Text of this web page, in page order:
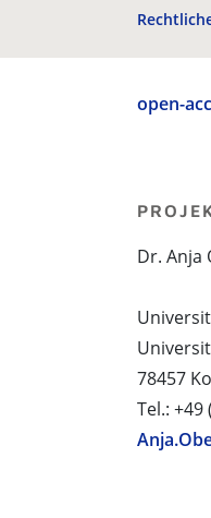
open-
Dr. Anja
78457
Tel.: +49